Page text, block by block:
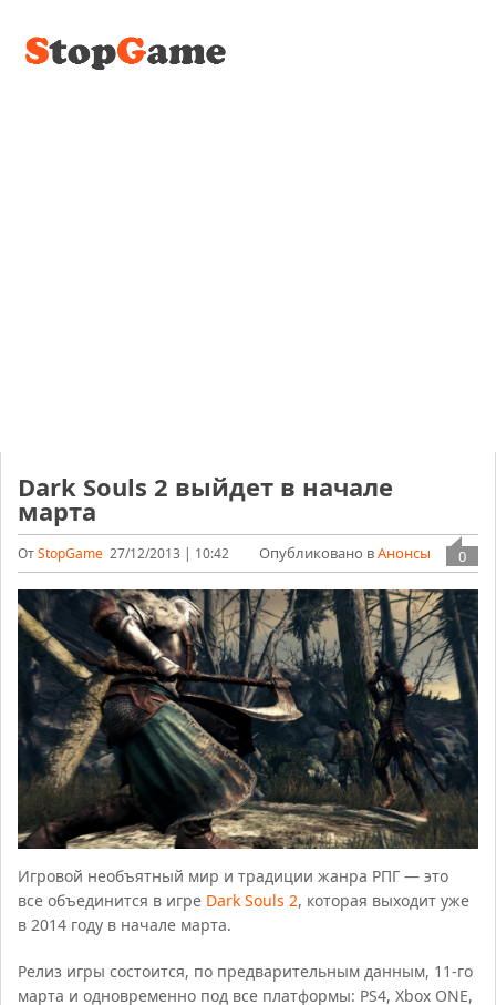
Dark Souls 2 выйдет в начале
марта
ОтStopGame 27/12/2013 | 10:42 0
Опубликовано вАнонсы
Игровой необъятный мир и традиции жанра РПГ — это
все объединится в игре Dark Souls 2, которая выходит уже
в 2014 году в начале марта.
Релиз игры состоится, по предварительным данным, 11-го
марта и одновременно под все платформы: PS4, Xbox ONE,